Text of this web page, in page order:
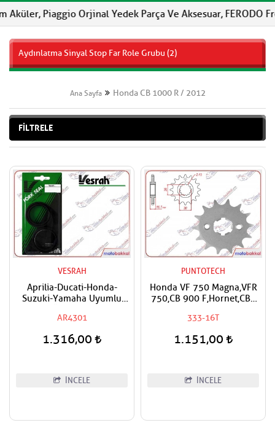
Orjinal Yedek Parça Ve Aksesuar, FERODO Fren
Aydınlatma Sinyal Stop Far Role Grubu (2)
Ana Sayfa Honda CB 1000 R / 2012
FİLTRELE
VESRAH
Aprilia-Ducati-Honda-
Suzuki-Yamaha Uyumlu
Keçesi
AR4301
1.316,00
İNCELE
PUNTOTECH
Honda VF 750 Magna,VFR
750,CB 900 F,Hornet,CBR
1000,CBR
1000,Fire Storm Uyumlu
333-16T
1.151,00
İNCELE